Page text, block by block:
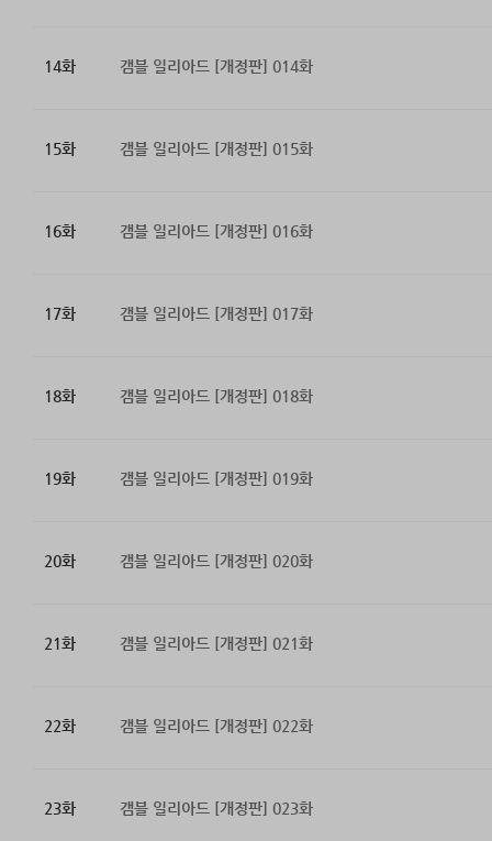
14화 갬블 일리아드 [개정판] 014화
15화 갬블 일리아드 [개정판] 015화
16화 갬블 일리아드 [개정판] 016화
17화 갬블 일리아드 [개정판] 017화
18화 갬블 일리아드 [개정판] 018화
19화 갬블 일리아드 [개정판] 019화
20화 갬블 일리아드 [개정판] 020화
21화 갬블 일리아드 [개정판] 021화
22화 갬블 일리아드 [개정판] 022화
23화 갬블 일리아드 [개정판] 023화